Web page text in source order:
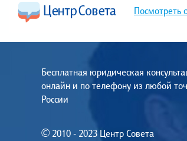
Посмотреть
Бесплатная юридическая
онлайн и по телефону из любой
России
© 2010 - 2023 Центр Совета